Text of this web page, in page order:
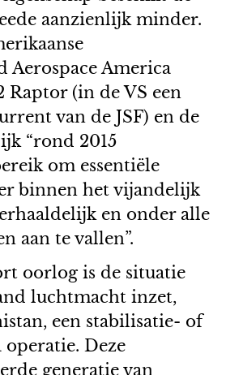
aanzienlijk minder.
Aerospace America
Raptor (in de VS een
van de JSF) en de
“rond 2015
om essentiële
binnen het vijandelijk
en onder alle
aan te vallen”.
oorlog is de situatie
luchtmacht inzet,
een stabilisatie- of
Deze
generatie van